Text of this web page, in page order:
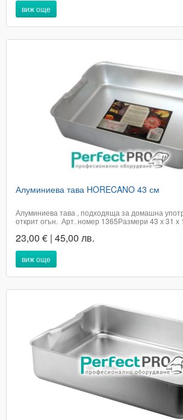
виж още
Алуминиева тава HORECANO 43 см
Алуминиева тава , подходяща за домашна
открит огън. Арт. номер 1365Размери 43 х 31
артикула и е за сметка на купувачаПри поръчка
посочете...
23,00 € | 45,00 лв.
виж още